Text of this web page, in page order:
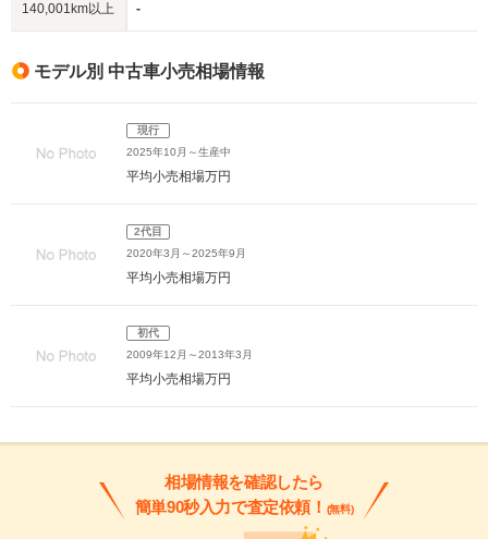
140,001km以上 -
モデル別 中古車小売相場情報
現行
2025年10月～生産中
平均小売相場万円
2代目
2020年3月～2025年9月
平均小売相場万円
初代
2009年12月～2013年3月
平均小売相場万円
相場情報を確認したら
簡単90秒入力で査定依頼！ (無料)